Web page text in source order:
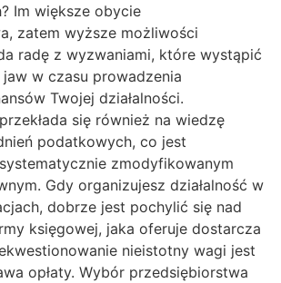
Im większe obycie
zatem wyższe możliwości
radę z wyzwaniami, które wystąpić
w czasu prowadzenia
Twojej działalności.
się również na wiedzę
podatkowych, co jest
zmodyfikowanym
Gdy organizujesz działalność w
dobrze jest pochylić się nad
księgowej, jaka oferuje dostarcza
nieistotny wagi jest
opłaty. Wybór przedsiębiorstwa